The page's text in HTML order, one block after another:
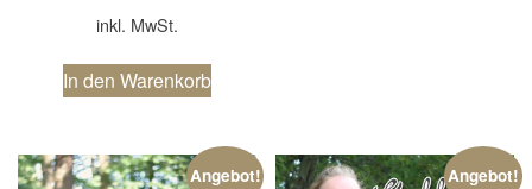
inkl. MwSt.
In den Warenkorb
Angebot! Angebot!